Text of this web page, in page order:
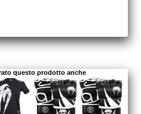
questo prodotto anche